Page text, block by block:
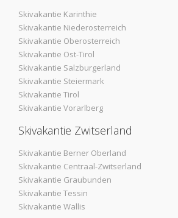
Skivakantie Karinthie
Skivakantie Niederosterreich
Skivakantie Oberosterreich
Skivakantie Ost-Tirol
Skivakantie Salzburgerland
Skivakantie Steiermark
Skivakantie Tirol
Skivakantie Vorarlberg
Skivakantie Zwitserland
Skivakantie Berner Oberland
Skivakantie Centraal-Zwitserland
Skivakantie Graubunden
Skivakantie Tessin
Skivakantie Wallis